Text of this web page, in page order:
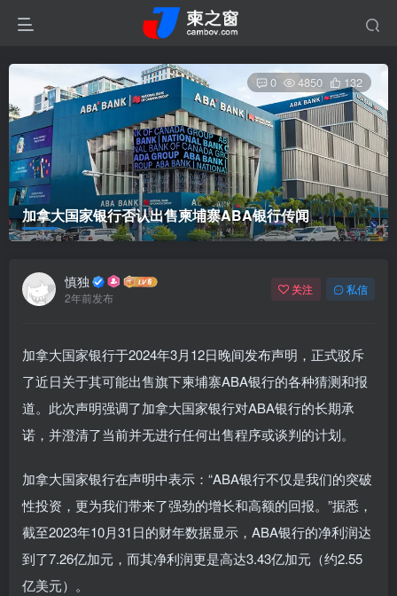
加拿大国家银行否认出售柬埔寨ABA银行传闻
0 4850 132
慎独
2年前发布
关注 私信
加拿大国家银行于2024年3月12日晚间发布声明，正式驳斥
了近日关于其可能出售旗下柬埔寨ABA银行的各种猜测和报
道。此次声明强调了加拿大国家银行对ABA银行的长期承
诺，并澄清了当前并无进行任何出售程序或谈判的计划。
加拿大国家银行在声明中表示：“ABA银行不仅是我们的突破
性投资，更为我们带来了强劲的增长和高额的回报。”据悉，
截至2023年10月31日的财年数据显示，ABA银行的净利润达
到了7.26亿加元，而其净利润更是高达3.43亿加元（约2.55
亿美元）。